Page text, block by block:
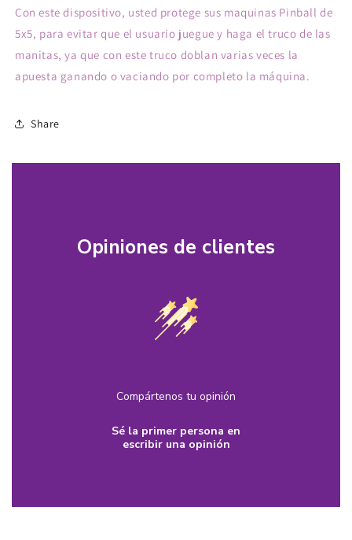
Con este dispositivo, usted protege sus maquinas Pinball de
5x5, para evitar que el usuario juegue y haga el truco de las
manitas, ya que con este truco doblan varias veces la
apuesta ganando o vaciando por completo la máquina.
Share
Opiniones de clientes
Compártenos tu opinión
Sé la primer persona en
escribir una opinión
1
pagar con Meses sin Tarjeta.
2 En tu cuenta de Mercado Pago,elige
la cantidad de mesesy confirma.
Paga mes a mescon saldo disponible,
débito u otros medios.